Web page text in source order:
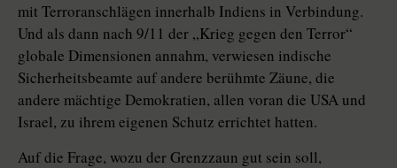
mit Terroranschlägen innerhalb Indiens in Verbindung.
Und als dann nach 9/11 der „Krieg gegen den Terror“
globale Dimensionen annahm, verwiesen indische
Sicherheitsbeamte auf andere berühmte Zäune, die
andere mächtige Demokratien, allen voran die USA und
Israel, zu ihrem eigenen Schutz errichtet hatten.
Auf die Frage, wozu der Grenzzaun gut sein soll,